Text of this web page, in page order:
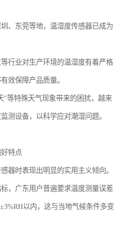
、东莞等地，温湿度传感器已成为
行业对生产环境的温湿度有着严格
效保障产品质量。
"等特殊天气现象带来的困扰，越来
测设备，以科学应对潮湿问题。
特点
器时表现出明显的实用主义倾向。
，广东用户普遍要求温度测量误差
以内，这与当地气候条件多变